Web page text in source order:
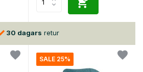
30 dagars retur
SALE 25%